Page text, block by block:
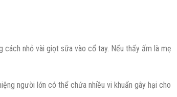
nhỏ vài giọt sữa vào cổ tay. Nếu thấy ấm là mẹ
người lớn có thể chứa nhiều vi khuẩn gây hại cho